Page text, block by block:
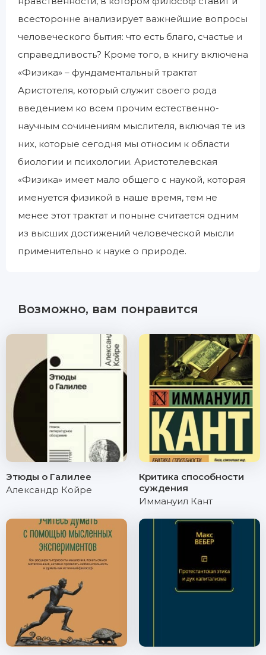
всесторонне анализирует важнейшие вопросы
человеческого бытия: что есть благо, счастье и
справедливость? Кроме того, в книгу включена
«Физика» – фундаментальный трактат
Аристотеля, который служит своего рода
введением ко всем прочим естественно-
научным сочинениям мыслителя, включая те из
них, которые сегодня мы относим к области
биологии и психологии. Аристотелевская
«Физика» имеет мало общего с наукой, которая
именуется физикой в наше время, тем не
менее этот трактат и поныне считается одним
из высших достижений человеческой мысли
применительно к науке о природе.
Возможно, вам понравится
Этюды о Галилее
Александр Койре
Критика способности
суждения
Иммануил Кант